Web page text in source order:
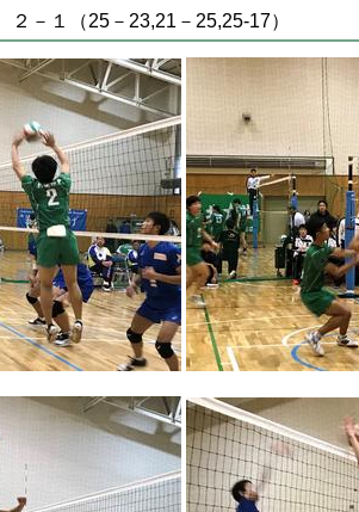
１（25－23,21－25,25-17）